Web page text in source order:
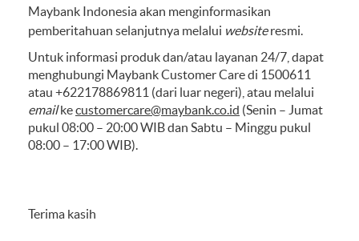
Maybank Indonesia akan menginformasikan
pemberitahuan selanjutnya melalui websiteresmi.
Untuk informasi produk dan/atau layanan 24/7, dapat
menghubungi Maybank Customer Care di 1500611
atau +622178869811 (dari luar negeri), atau melalui
emailkecustomercare@maybank.co.id (Senin – Jumat
pukul 08:00 – 20:00 WIB dan Sabtu – Minggu pukul
08:00 – 17:00 WIB).
Terima kasih